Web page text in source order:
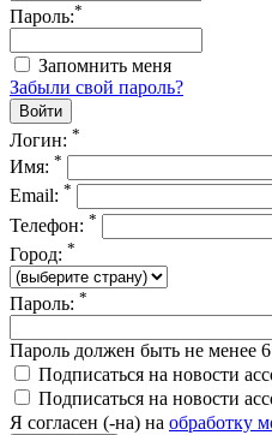
Пароль:*
Запомнить меня
Забыли свой пароль?
Логин: *
Имя: *
Email: *
Телефон: *
Город: *
Пароль: *
Пароль должен быть не менее
Подписаться на новости
Подписаться на новости
Я согласен (-на) на обработку